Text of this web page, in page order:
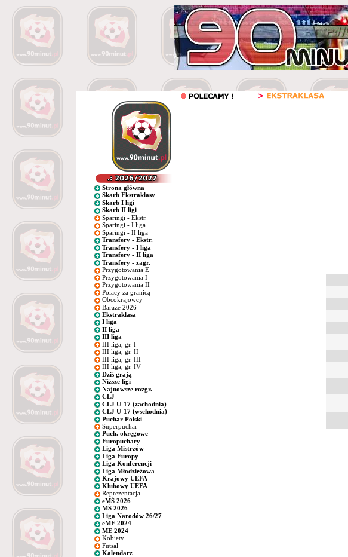
Strona główna
Skarb Ekstraklasy
Skarb I ligi
Skarb II ligi
Sparingi - Ekstr.
Sparingi - I liga
Sparingi - II liga
Transfery - Ekstr.
Transfery - I liga
Transfery - II liga
Transfery - zagr.
Przygotowania E
Przygotowania I
Przygotowania II
Polacy za granicą
Obcokrajowcy
Baraże 2026
Ekstraklasa
I liga
II liga
III liga
III liga, gr. I
III liga, gr. II
III liga, gr. III
III liga, gr. IV
Dziś grają
Niższe ligi
Najnowsze rozgr.
CLJ
CLJ U-17 (zachodnia)
CLJ U-17 (wschodnia)
Puchar Polski
Superpuchar
Puch. okręgowe
Europuchary
Liga Mistrzów
Liga Europy
Liga Konferencji
Liga Młodzieżowa
Krajowy UEFA
Klubowy UEFA
Reprezentacja
eMŚ 2026
MŚ 2026
Liga Narodów 26/27
eME 2024
ME 2024
Kobiety
Futsal
Kalendarz